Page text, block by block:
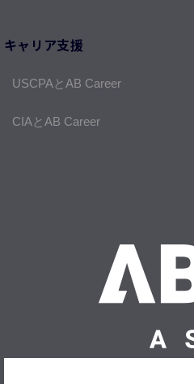
キャリア支援
USCPAとAB Career
CIAとAB Career